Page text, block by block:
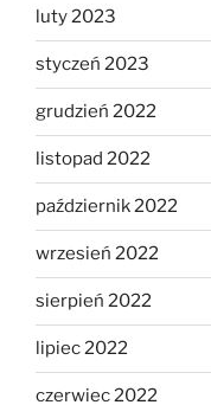
luty 2023
styczeń 2023
grudzień 2022
listopad 2022
październik 2022
wrzesień 2022
sierpień 2022
lipiec 2022
czerwiec 2022